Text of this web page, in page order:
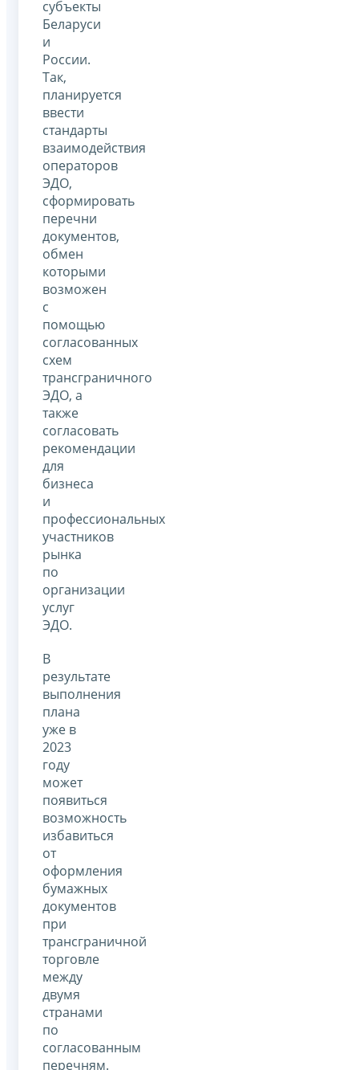
субъекты
Беларуси
и
России.
Так,
планируется
ввести
стандарты
взаимодействия
операторов
ЭДО,
сформировать
перечни
документов,
обмен
которыми
возможен
с
помощью
согласованных
схем
трансграничного
ЭДО, а
также
согласовать
рекомендации
для
бизнеса
и
профессиональных
участников
рынка
по
организации
услуг
ЭДО.
В
результате
выполнения
плана
уже в
2023
году
может
появиться
возможность
избавиться
от
оформления
бумажных
документов
при
трансграничной
торговле
между
двумя
странами
по
согласованным
перечням.